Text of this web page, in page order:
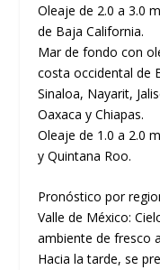
Oleaje de 2.0 a 3.0
de Baja California.
Mar de fondo con
costa occidental de
Sinaloa, Nayarit,
Oaxaca y Chiapas.
Oleaje de 1.0 a 2.0
y Quintana Roo.
Pronóstico por
Valle de México:
ambiente de fresco
Hacia la tarde, se